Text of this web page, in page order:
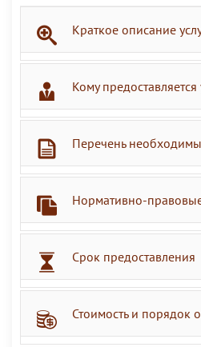
Краткое описание
Кому предоставляется
Перечень
Нормативно-
Срок предоставления
Стоимость и порядок